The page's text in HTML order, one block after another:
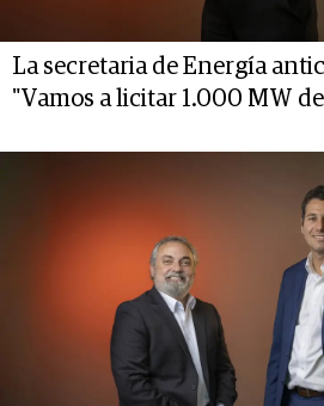
La secretaria de Energía
"Vamos a licitar 1.000 MW